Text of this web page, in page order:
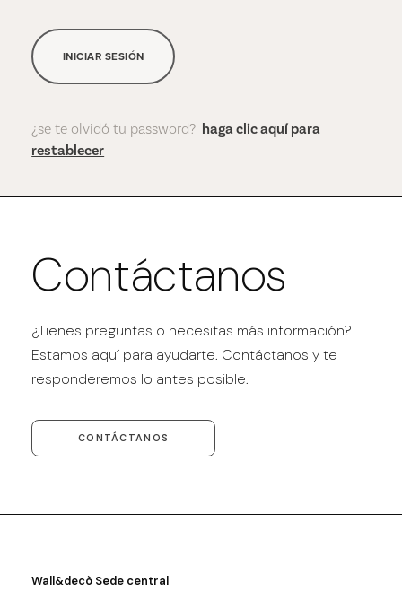
INICIAR SESIÓN
¿se te olvidó tu password? haga clic aquí para
restablecer
Contáctanos
¿Tienes preguntas o necesitas más información?
Estamos aquí para ayudarte. Contáctanos y te
responderemos lo antes posible.
CONTÁCTANOS
Wall&decò Sede central